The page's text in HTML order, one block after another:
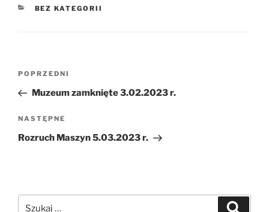
KATEGORIE
BEZ KATEGORII
Nawigacja
Poprzedni
wpis
POPRZEDNI
Muzeum zamknięte 3.02.2023 r.
Następny
wpis
NASTĘPNE
Rozruch Maszyn 5.03.2023 r.